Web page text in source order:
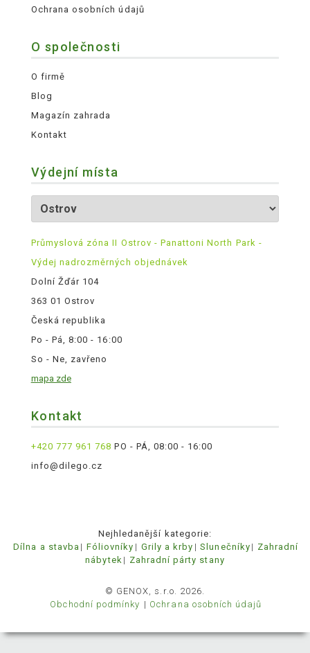
Ochrana osobních údajů
O společnosti
O firmě
Blog
Magazín zahrada
Kontakt
Výdejní místa
Průmyslová zóna II Ostrov - Panattoni North Park -
Výdej nadrozměrných objednávek
Dolní Žďár 104
363 01 Ostrov
Česká republika
Po - Pá, 8:00 - 16:00
So - Ne, zavřeno
mapa zde
Kontakt
+420 777 961 768 PO - PÁ, 08:00 - 16:00
info@dilego.cz
Nejhledanější kategorie:
Dílna a stavba
Fóliovníky Grily a krby Slunečníky
Zahradní
nábytek
Zahradní párty stany
© GENOX, s.r.o. 2026.
Obchodní podmínky
Ochrana osobních údajů